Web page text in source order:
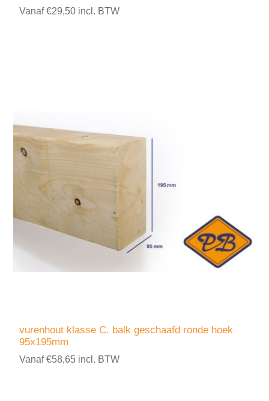
Vanaf €29,50 incl. BTW
vurenhout klasse C. balk geschaafd ronde hoek
95x195mm
Vanaf €58,65 incl. BTW